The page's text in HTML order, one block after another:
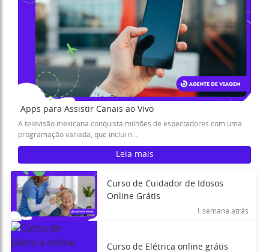
Apps para Assistir Canais ao Vivo
A televisão mexicana conquista milhões de espectadores com uma
programação variada, que inclui n...
Leia mais
Curso de Cuidador de Idosos
Online Grátis
1 semana atrás
Curso de Elétrica online grátis